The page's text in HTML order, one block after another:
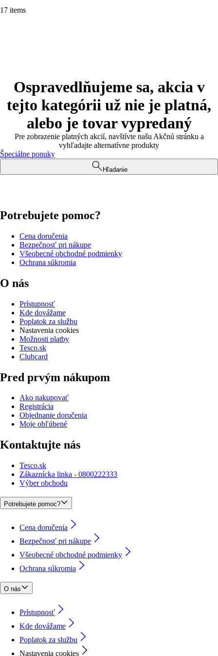
17 items
Ospravedlňujeme sa, akcia v
tejto kategórii už nie je platná,
alebo je tovar vypredaný
Pre zobrazenie platných akcií, navštívte našu Akčnú stránku a
vyhľadajte alternatívne produkty
Špeciálne ponuky
Hľadanie
Potrebujete pomoc?
Cena doručenia
Bezpečnosť pri nákupe
Všeobecné obchodné podmienky
Ochrana súkromia
O nás
Prístupnosť
Kde dovážame
Poplatok za službu
Nastavenia cookies
Možnosti platby
Tesco.sk
Clubcard
Pred prvým nákupom
Ako nakupovať
Registrácia
Objednanie doručenia
Moje obľúbené
Kontaktujte nás
Tesco.sk
Zákaznícka linka - 0800222333
Výber obchodu
Potrebujete pomoc?
Cena doručenia
Bezpečnosť pri nákupe
Všeobecné obchodné podmienky
Ochrana súkromia
O nás
Prístupnosť
Kde dovážame
Poplatok za službu
Nastavenia cookies